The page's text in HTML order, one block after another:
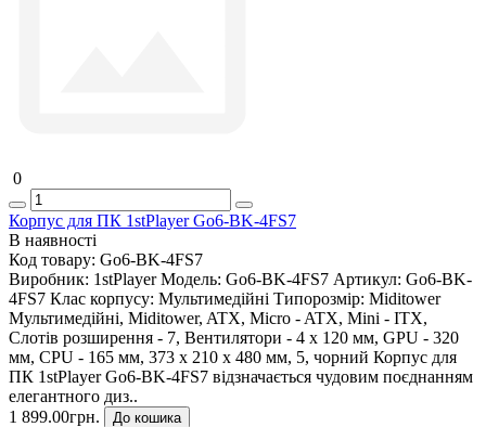
0
Корпус для ПК 1stPlayer Go6-BK-4FS7
В наявності
Код товару: Go6-BK-4FS7
Виробник: 1stPlayer Модель: Go6-BK-4FS7 Артикул: Go6-BK-
4FS7 Клас корпусу: Мультимедійні Типорозмір: Miditower
Мультимедійні, Miditower, ATX, Micro - ATX, Mini - ITX,
Слотів розширення - 7, Вентилятори - 4 х 120 мм, GPU - 320
мм, CPU - 165 мм, 373 x 210 x 480 мм, 5, чорний Корпус для
ПК 1stPlayer Go6-BK-4FS7 відзначається чудовим поєднанням
елегантного диз..
1 899.00грн.
До кошика